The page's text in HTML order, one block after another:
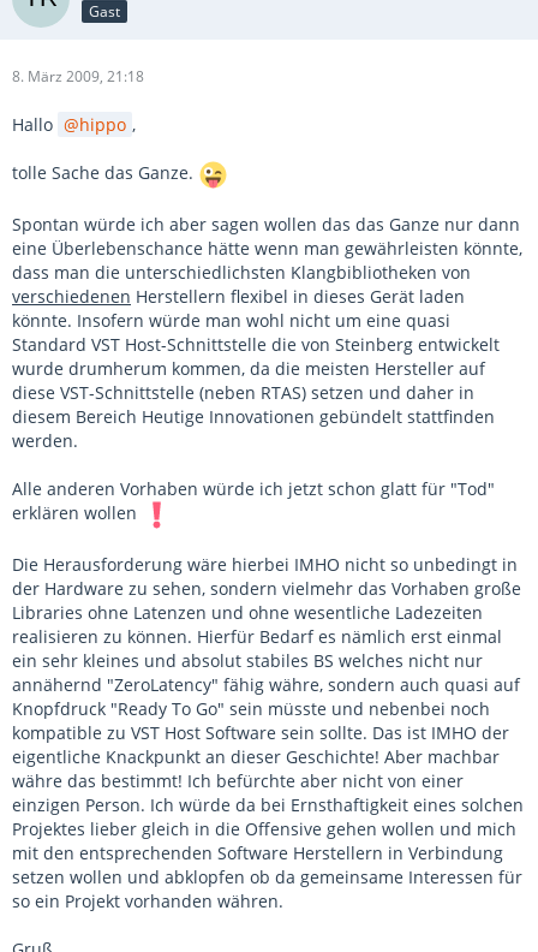
Gast
8. März 2009, 21:18
Hallo hippo ,
tolle Sache das Ganze.
Spontan würde ich aber sagen wollen das das Ganze nur dann
eine Überlebenschance hätte wenn man gewährleisten könnte,
dass man die unterschiedlichsten Klangbibliotheken von
verschiedenen Herstellern flexibel in dieses Gerät laden
könnte. Insofern würde man wohl nicht um eine quasi
Standard VST Host-Schnittstelle die von Steinberg entwickelt
wurde drumherum kommen, da die meisten Hersteller auf
diese VST-Schnittstelle (neben RTAS) setzen und daher in
diesem Bereich Heutige Innovationen gebündelt stattfinden
werden.
Alle anderen Vorhaben würde ich jetzt schon glatt für "Tod"
erklären wollen
Die Herausforderung wäre hierbei IMHO nicht so unbedingt in
der Hardware zu sehen, sondern vielmehr das Vorhaben große
Libraries ohne Latenzen und ohne wesentliche Ladezeiten
realisieren zu können. Hierfür Bedarf es nämlich erst einmal
ein sehr kleines und absolut stabiles BS welches nicht nur
annähernd "ZeroLatency" fähig währe, sondern auch quasi auf
Knopfdruck "Ready To Go" sein müsste und nebenbei noch
kompatible zu VST Host Software sein sollte. Das ist IMHO der
eigentliche Knackpunkt an dieser Geschichte! Aber machbar
währe das bestimmt! Ich befürchte aber nicht von einer
einzigen Person. Ich würde da bei Ernsthaftigkeit eines solchen
Projektes lieber gleich in die Offensive gehen wollen und mich
mit den entsprechenden Software Herstellern in Verbindung
setzen wollen und abklopfen ob da gemeinsame Interessen für
so ein Projekt vorhanden währen.